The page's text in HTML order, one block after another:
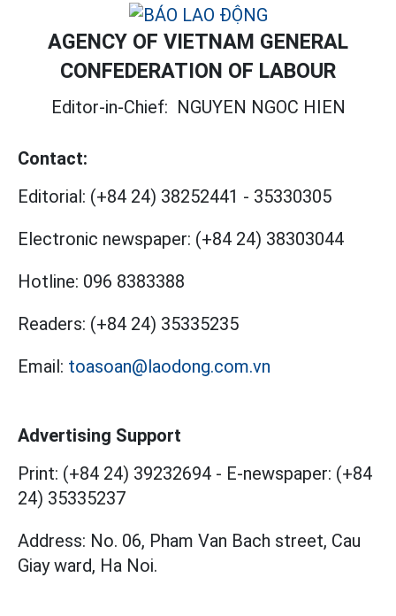
AGENCY OF VIETNAM GENERAL
CONFEDERATION OF LABOUR
Editor-in-Chief: NGUYEN NGOC HIEN
Contact:
Editorial: (+84 24) 38252441 - 35330305
Electronic newspaper: (+84 24) 38303044
Hotline: 096 8383388
Readers: (+84 24) 35335235
Email: toasoan@laodong.com.vn
Advertising Support
Print: (+84 24) 39232694 - E-newspaper: (+84
24) 35335237
Address: No. 06, Pham Van Bach street, Cau
Giay ward, Ha Noi.